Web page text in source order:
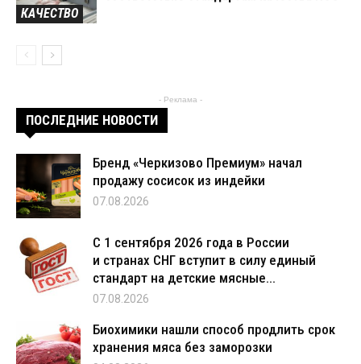
КАЧЕСТВО
- Реклама -
ПОСЛЕДНИЕ НОВОСТИ
Бренд «Черкизово Премиум» начал
продажу сосисок из индейки
07.08.2026
С 1 сентября 2026 года в России
и странах СНГ вступит в силу единый
стандарт на детские мясные...
07.08.2026
Биохимики нашли способ продлить срок
хранения мяса без заморозки